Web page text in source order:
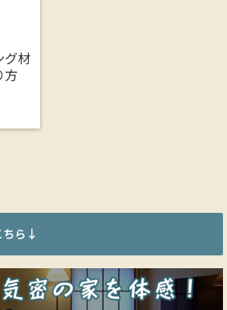
グ材
方
ちら↓